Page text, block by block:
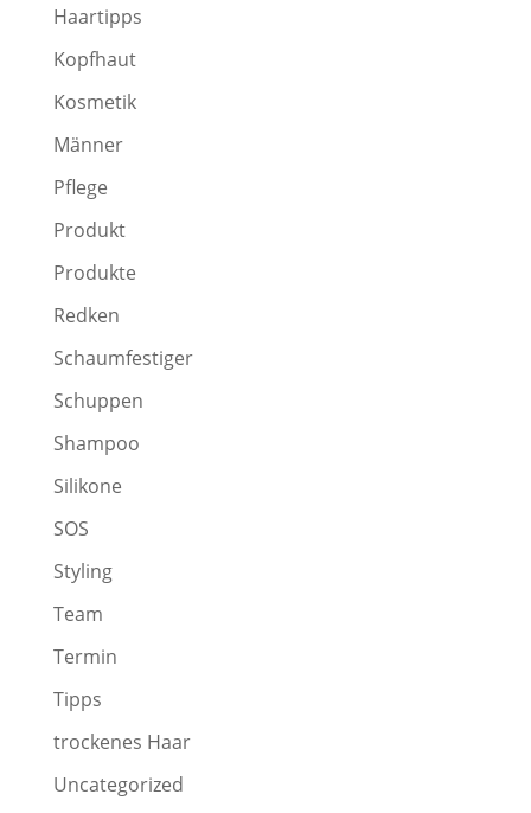
Haartipps
Kopfhaut
Kosmetik
Männer
Pflege
Produkt
Produkte
Redken
Schaumfestiger
Schuppen
Shampoo
Silikone
SOS
Styling
Team
Termin
Tipps
trockenes Haar
Uncategorized